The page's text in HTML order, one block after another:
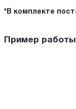
*В комплекте
Пример